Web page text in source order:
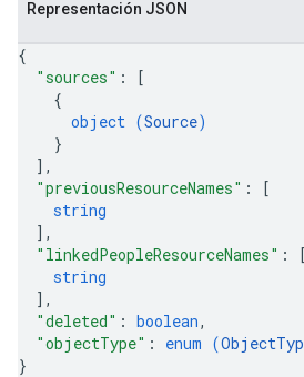
Representación JSON
{
"sources" :
[
{
object (Source)
}
] ,
"previousResourceNames" :
[
string
] ,
"linkedPeopleResourceNames" :
[
string
] ,
"deleted" : boolean,
"objectType" : enum (
}